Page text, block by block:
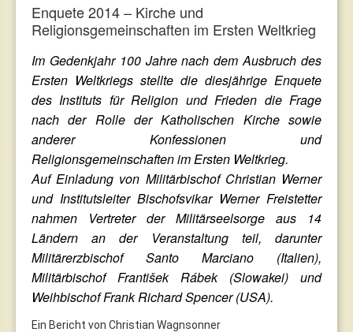
Enquete 2014 – Kirche und
Religionsgemeinschaften im Ersten Weltkrieg
Im Gedenkjahr 100 Jahre nach dem Ausbruch des
Ersten Weltkriegs stellte die diesjährige Enquete
des Instituts für Religion und Frieden die Frage
nach der Rolle der Katholischen Kirche sowie
anderer Konfessionen und
Religionsgemeinschaften im Ersten Weltkrieg.
Auf Einladung von Militärbischof Christian Werner
und Institutsleiter Bischofsvikar Werner Freistetter
nahmen Vertreter der Militärseelsorge aus 14
Ländern an der Veranstaltung teil, darunter
Militärerzbischof Santo Marciano (Italien),
Militärbischof František Rábek (Slowakei) und
Weihbischof Frank Richard Spencer (USA).
Ein Bericht von Christian Wagnsonner